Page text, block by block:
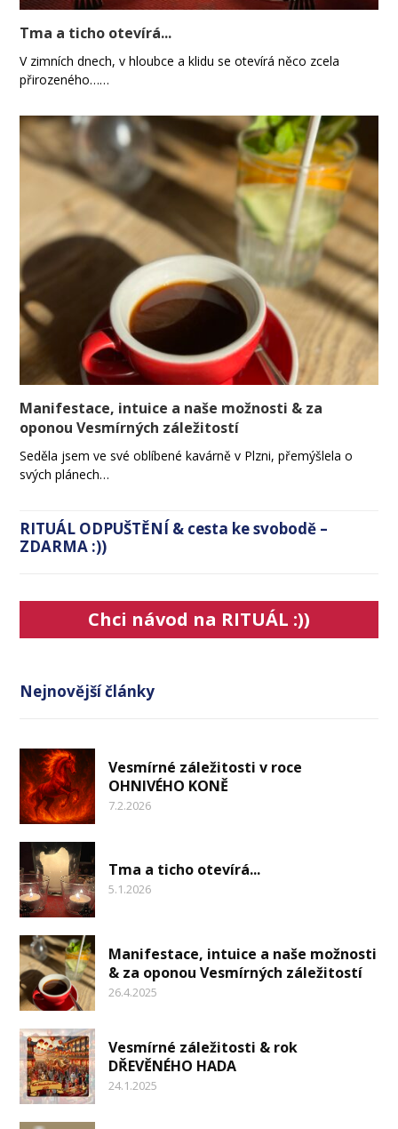
Tma a ticho otevírá...
V zimních dnech, v hloubce a klidu se otevírá něco zcela
přirozeného……
Manifestace, intuice a naše možnosti & za
oponou Vesmírných záležitostí
Seděla jsem ve své oblíbené kavárně v Plzni, přemýšlela o
svých plánech…
RITUÁL ODPUŠTĚNÍ & cesta ke svobodě –
ZDARMA :))
Chci návod na RITUÁL :))
Nejnovější články
Vesmírné záležitosti v roce
OHNIVÉHO KONĚ
7.2.2026
Tma a ticho otevírá...
5.1.2026
Manifestace, intuice a naše možnosti
& za oponou Vesmírných záležitostí
26.4.2025
Vesmírné záležitosti & rok
DŘEVĚNÉHO HADA
24.1.2025